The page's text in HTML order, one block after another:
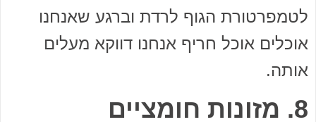
לטמפרטורת הגוף לרדת וברגע שאנחנו
אוכלים אוכל חריף אנחנו דווקא מעלים
אותה.
8. מזונות חומציים